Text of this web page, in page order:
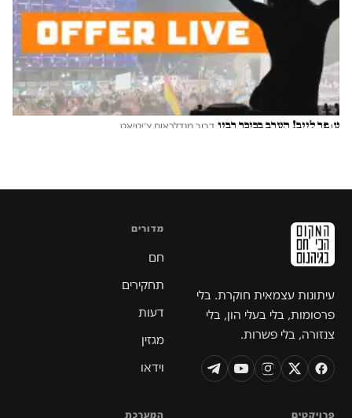
עופר לייב! הערב בכיכר רבין דרור מנדלבאום צ׳יטיאט
עיתונות עצמאית חוקרת. בלי
פרסומות, בלי בעלי הון, בלי
צנזורה, בלי פשרות.
מדורים
חם
תחקירים
דעות
מגזין
וידאו
פרויקטים המערכת